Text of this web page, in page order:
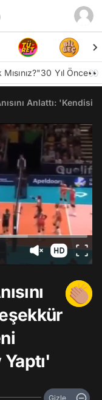
30 Yıl Önce👀
Anlattı:
Gizle